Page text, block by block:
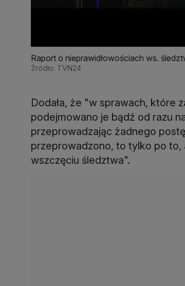
Raport o nieprawidłowościach ws.
zajmował się też "Superwizer"
Źródło: TVN24
Dodała, że "w sprawach, które
podejmowano je bądź od razu
przeprowadzając żadnego
przeprowadzono, to tylko po
wszczęciu śledztwa".